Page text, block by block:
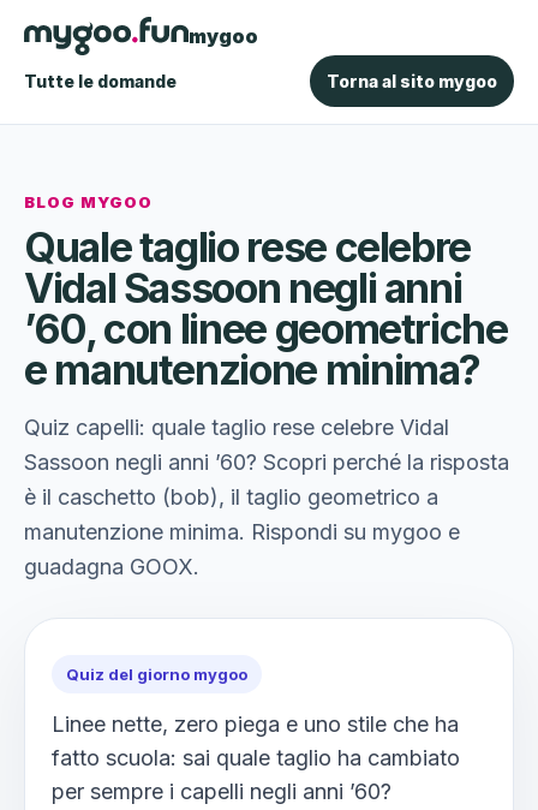
mygoo
Tutte le domande Torna al sito mygoo
BLOG MYGOO
Quale taglio rese celebre
Vidal Sassoon negli anni
’60, con linee geometriche
e manutenzione minima?
Quiz capelli: quale taglio rese celebre Vidal
Sassoon negli anni ’60? Scopri perché la risposta
è il caschetto (bob), il taglio geometrico a
manutenzione minima. Rispondi su mygoo e
guadagna GOOX.
Quiz del giorno mygoo
Linee nette, zero piega e uno stile che ha
fatto scuola: sai quale taglio ha cambiato
per sempre i capelli negli anni ’60?